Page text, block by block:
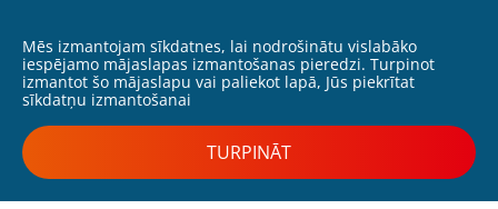
Mēs izmantojam sīkdatnes, lai nodrošinātu vislabāko
iespējamo mājaslapas izmantošanas pieredzi. Turpinot
izmantot šo mājaslapu vai paliekot lapā, Jūs piekrītat
sīkdatņu izmantošanai
TURPINĀT